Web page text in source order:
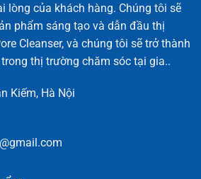
lòng của khách hàng. Chúng tôi sẽ
phẩm sáng tạo và dẫn đầu thị
Cleanser, và chúng tôi sẽ trở thành
thị trường chăm sóc tại gia..
Kiếm, Hà Nội